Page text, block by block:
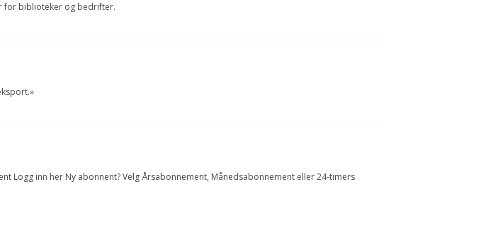
for biblioteker og bedrifter.
Logg inn her Ny abonnent? Velg Årsabonnement, Månedsabonnement eller 24-timers